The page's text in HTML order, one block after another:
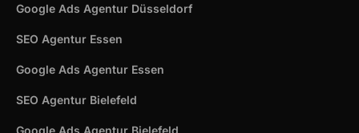
Google Ads Agentur Düsseldorf
SEO Agentur Essen
Google Ads Agentur Essen
SEO Agentur Bielefeld
Google Ads Agentur Bielefeld